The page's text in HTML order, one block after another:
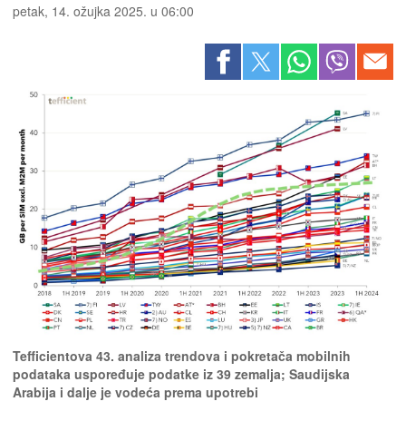
petak, 14. ožujka 2025. u 06:00
Tefficientova 43. analiza trendova i pokretača mobilnih
podataka uspoređuje podatke iz 39 zemalja; Saudijska
Arabija i dalje je vodeća prema upotrebi